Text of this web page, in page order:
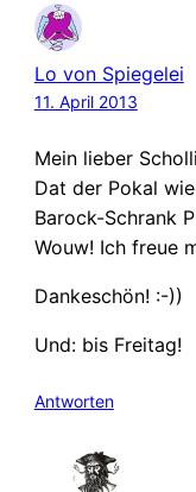
Lo von Spiegelei
11. April 2013
Mein lieber
Dat der Pokal
Barock-Schrank
Wouw! Ich freue
Dankeschön! :-))
Und: bis Freitag!
Antworten